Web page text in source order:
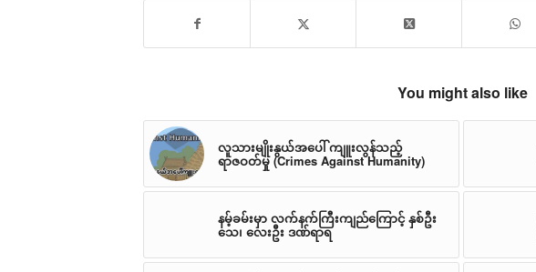
You might also like
လူသားမျိုးနွယ်အပေါ် ကျူးလွန်သည့်
ရာဇဝတ်မှု (Crimes Against Humanity)
နမ့်ခမ်းမှာ လက်နက်ကြီးကျည်ကြောင့် နှစ်ဦး
သေ၊ လေးဦး ဒဏ်ရာရ